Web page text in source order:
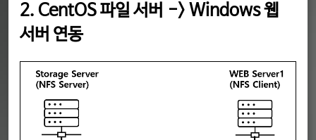
2. CentOS 파일 서버 -> Windows 웹
서버 연동